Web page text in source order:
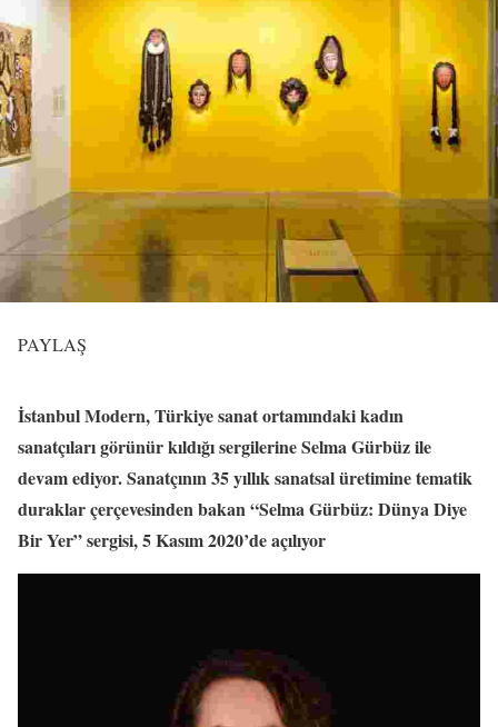
PAYLAŞ
İstanbul Modern, Türkiye sanat ortamındaki kadın
sanatçıları görünür kıldığı sergilerine Selma Gürbüz ile
devam ediyor. Sanatçının 35 yıllık sanatsal üretimine tematik
duraklar çerçevesinden bakan “Selma Gürbüz: Dünya Diye
Bir Yer” sergisi, 5 Kasım 2020’de açılıyor